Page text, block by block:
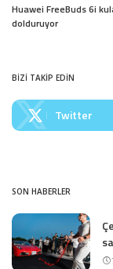
Huawei FreeBuds 6i
dolduruyor
BİZİ TAKİP EDİN
Twitter
SON HABERLER